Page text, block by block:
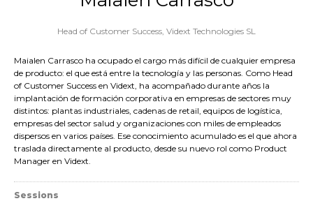
Head of Customer Success, Vidext Technologies SL
Maialen Carrasco ha ocupado el cargo más difícil de cualquier empresa
de producto: el que está entre la tecnología y las personas. Como Head
of Customer Success en Vidext, ha acompañado durante años la
implantación de formación corporativa en empresas de sectores muy
distintos: plantas industriales, cadenas de retail, equipos de logística,
empresas del sector salud y organizaciones con miles de empleados
dispersos en varios países. Ese conocimiento acumulado es el que ahora
traslada directamente al producto, desde su nuevo rol como Product
Manager en Vidext.
Sessions